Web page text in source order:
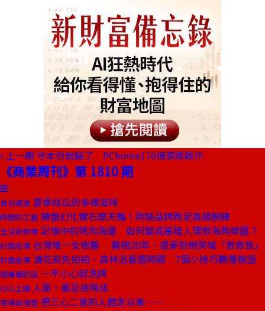
上一期 守本份就輸了 PChome170億衰敗啟示
《商業周刊》第 1810 期
食刻場景 夏季絲瓜的多樣滋味
時間的工藝 錶盤幻化寶石摩天輪！時裝品牌跨足高級腕錶
生活新鮮事 記憶中的烤肉海邊 如何變成基隆人理想海角樂園？
封面故事 台灣唯一女樹醫 醫樹20年，還夢到樹哭喊「救救我」
封面故事 澆花前先拍拍、森林浴要選時間 7個小技巧聽懂樹語
總編輯的話 一不小心就洗牌
CEO上線 人脈，最忌撿現成
商場自慢塾 把三心二意的人趕走以後……